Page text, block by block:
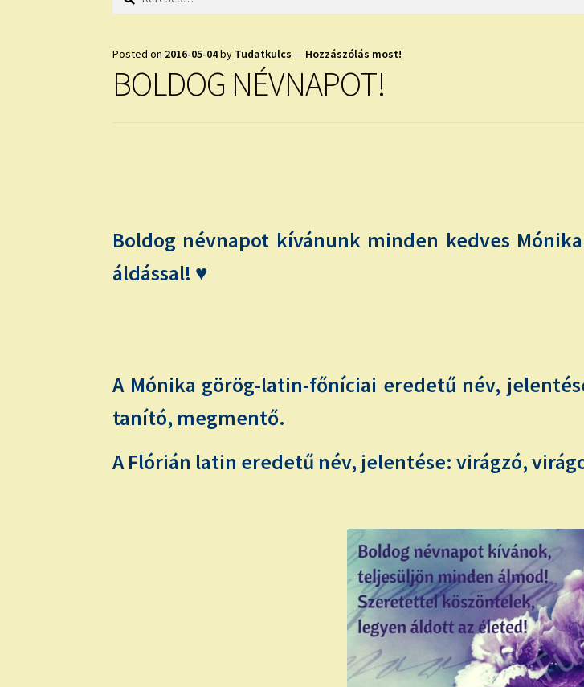
Posted on 2016-05-04by Tudatkulcs — Hozzászólás most!
BOLDOG NÉVNAPOT!
Boldog névnapot kívánunk minden kedves
áldással! ♥
A Mónika görög-latin-főníciai eredetű név,
tanító, megmentő.
A Flórián latin eredetű név, jelentése: virágzó,